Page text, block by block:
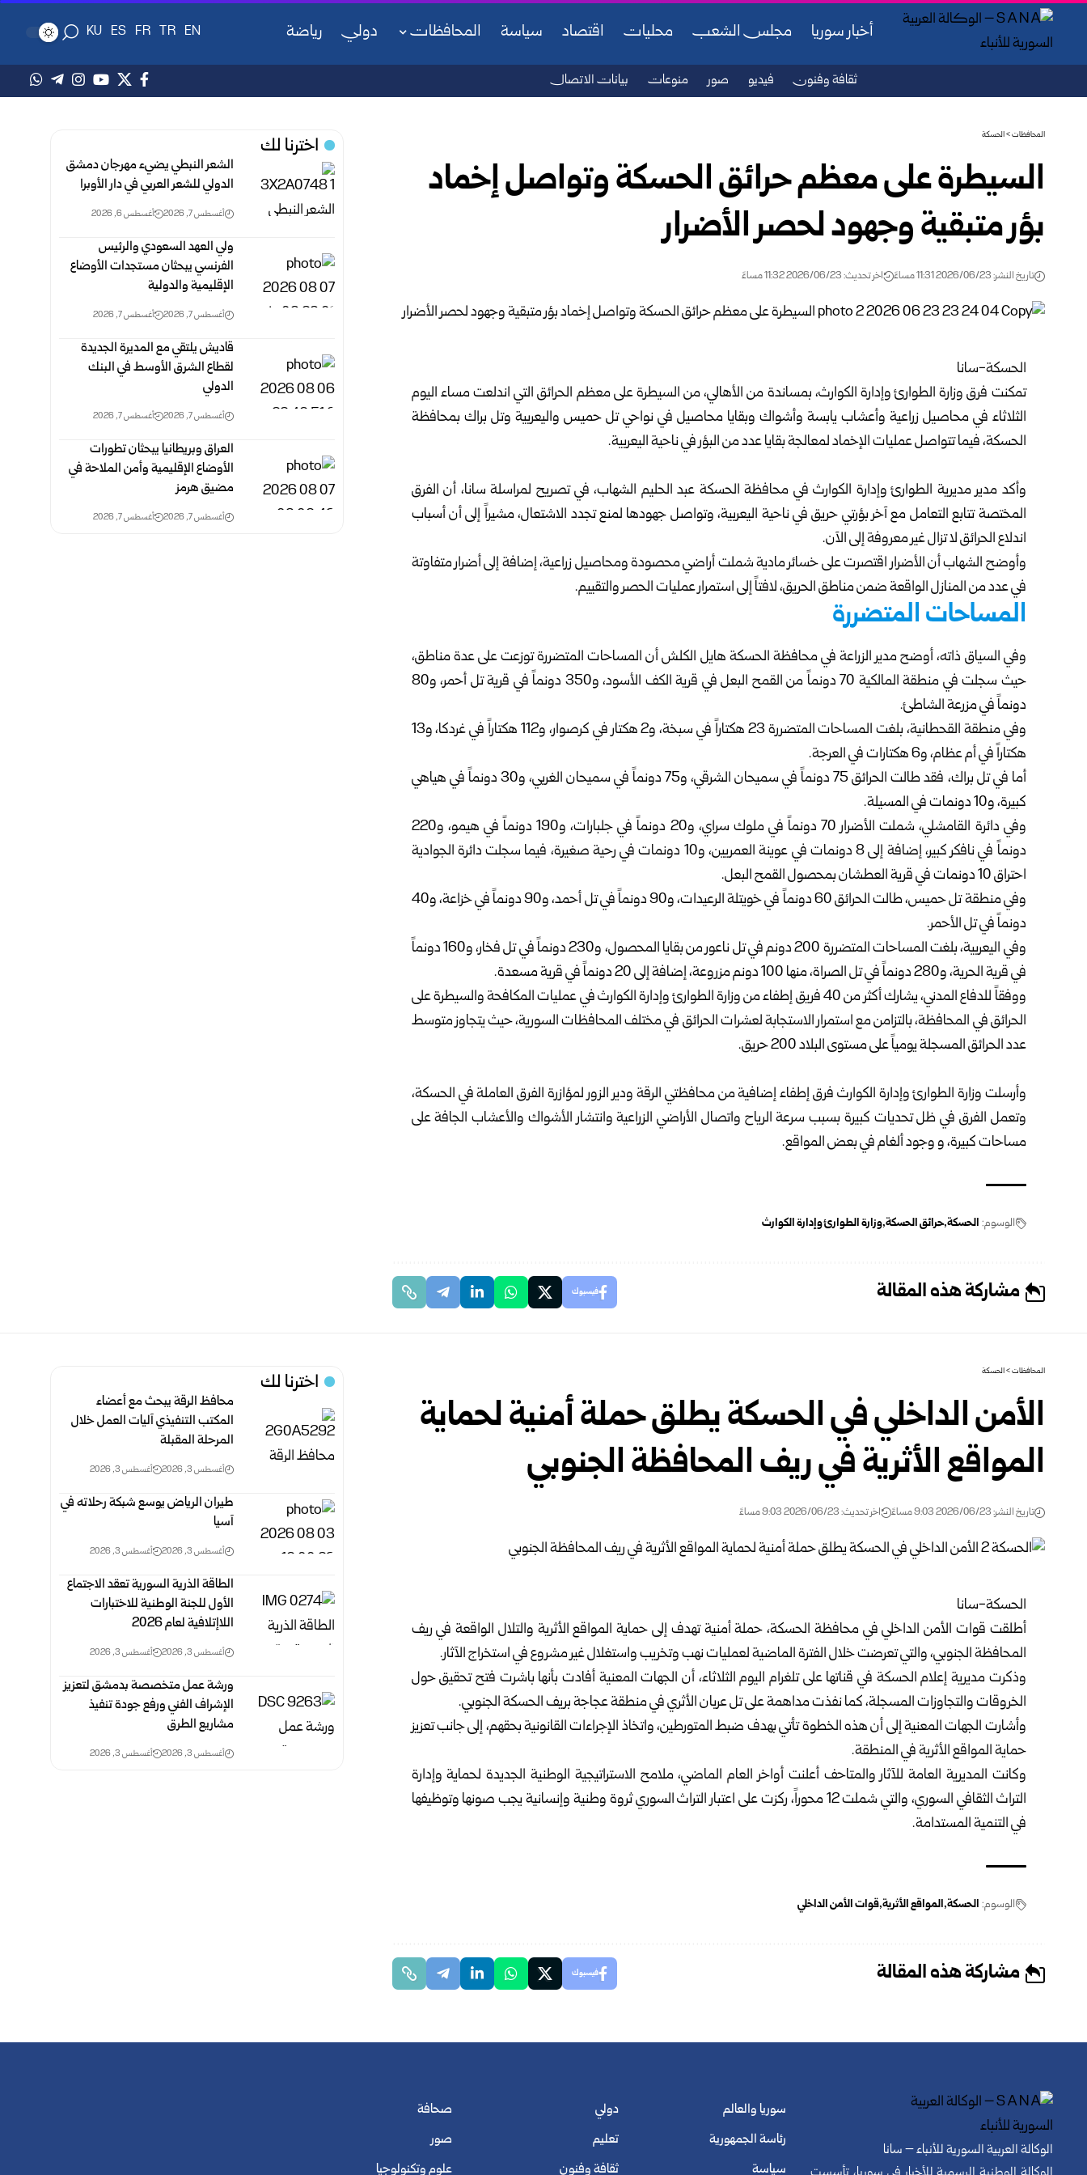
أخبار سوريا مجلس الشعب محليات اقتصاد سياسة المحافظات دولي رياضة EN
TR
FR
ES
KU
ثقافة وفنون فيديو صور منوعات بيانات الاتصال
المحافظات>الحسكة
السيطرة على معظم حرائق الحسكة وتواصل إخماد
بؤر متبقية وجهود لحصر الأضرار
تاريخ النشر: 2026/06/23 11:31 مساءً اخر تحديث: 2026/06/23 11:32 مساءً
الحسكة-سانا
تمكنت فرق وزارة الطوارئ وإدارة الكوارث، بمساندة من الأهالي، من السيطرة على معظم الحرائق التي اندلعت مساء اليوم
الثلاثاء في محاصيل زراعية وأعشاب يابسة وأشواك وبقايا محاصيل في نواحي تل حميس واليعربية وتل براك بمحافظة
الحسكة، فيما تتواصل عمليات الإخماد لمعالجة بقايا عدد من البؤر في ناحية اليعربية.
وأكد مدير مديرية الطوارئ وإدارة الكوارث في محافظة الحسكة عبد الحليم الشهاب، في تصريح لمراسلة سانا، أن الفرق
المختصة تتابع التعامل مع آخر بؤرتي حريق في ناحية اليعربية، وتواصل جهودها لمنع تجدد الاشتعال، مشيراً إلى أن أسباب
اندلاع الحرائق لا تزال غير معروفة إلى الآن.
وأوضح الشهاب أن الأضرار اقتصرت على خسائر مادية شملت أراضي محصودة ومحاصيل زراعية، إضافة إلى أضرار متفاوتة
في عدد من المنازل الواقعة ضمن مناطق الحريق، لافتاً إلى استمرار عمليات الحصر والتقييم.
المساحات المتضررة
وفي السياق ذاته، أوضح مدير الزراعة في محافظة الحسكة هايل الكلش أن المساحات المتضررة توزعت على عدة مناطق،
حيث سجلت في منطقة المالكية 70 دونماً من القمح البعل في قرية الكف الأسود، و350 دونماً في قرية تل أحمر، و80
دونماً في مزرعة الشاطئ.
وفي منطقة القحطانية، بلغت المساحات المتضررة 23 هكتاراً في سبخة، و2 هكتار في كرصوار، و112 هكتاراً في غردكا، و13
هكتاراً في أم عظام، و6 هكتارات في العرجة.
أما في تل براك، فقد طالت الحرائق 75 دونماً في سميحان الشرقي، و75 دونماً في سميحان الغربي، و30 دونماً في هياهي
كبيرة، و10 دونمات في المسيلة.
وفي دائرة القامشلي، شملت الأضرار 70 دونماً في ملوك سراي، و20 دونماً في جلبارات، و190 دونماً في هيمو، و220
دونماً في نافكر كبير، إضافة إلى 8 دونمات في عوينة العمريين، و10 دونمات في رحية صغيرة، فيما سجلت دائرة الجوادية
احتراق 10 دونمات في قرية العطشان بمحصول القمح البعل.
وفي منطقة تل حميس، طالت الحرائق 60 دونماً في خويتلة الرعيدات، و90 دونماً في تل أحمد، و90 دونماً في خزاعة، و40
دونماً في تل الأحمر.
وفي اليعربية، بلغت المساحات المتضررة 200 دونم في تل ناعور من بقايا المحصول، و230 دونماً في تل فخار، و160 دونماً
في قرية الحرية، و280 دونماً في تل الصراة، منها 100 دونم مزروعة، إضافة إلى 20 دونماً في قرية مسعدة.
ووفقاً للدفاع المدني، يشارك أكثر من 40 فريق إطفاء من وزارة الطوارئ وإدارة الكوارث في عمليات المكافحة والسيطرة على
الحرائق في المحافظة، بالتزامن مع استمرار الاستجابة لعشرات الحرائق في مختلف المحافظات السورية، حيث يتجاوز متوسط
عدد الحرائق المسجلة يومياً على مستوى البلاد 200 حريق.
وأرسلت وزارة الطوارئ وإدارة الكوارث فرق إطفاء إضافية من محافظتي الرقة ودير الزور لمؤازرة الفرق العاملة في الحسكة،
وتعمل الفرق في ظل تحديات كبيرة بسبب سرعة الرياح واتصال الأراضي الزراعية وانتشار الأشواك والأعشاب الجافة على
مساحات كبيرة، و وجود ألغام في بعض المواقع.
الوسوم: الحسكة حرائق الحسكة وزارة الطوارئ وإدارة الكوارث
مشاركة هذه المقالة فيسبوك
اخترنا لك
الشعر النبطي يضيء مهرجان دمشق
الدولي للشعر العربي في دار الأوبرا
أغسطس 7, 2026 أغسطس 6, 2026
ولي العهد السعودي والرئيس
الفرنسي يبحثان مستجدات الأوضاع
الإقليمية والدولية
أغسطس 7, 2026 أغسطس 7, 2026
قاديش يلتقي مع المديرة الجديدة
لقطاع الشرق الأوسط في البنك
الدولي
أغسطس 7, 2026 أغسطس 7, 2026
العراق وبريطانيا يبحثان تطورات
الأوضاع الإقليمية وأمن الملاحة في
مضيق هرمز
أغسطس 7, 2026 أغسطس 7, 2026
المحافظات>الحسكة
الأمن الداخلي في الحسكة يطلق حملة أمنية لحماية
المواقع الأثرية في ريف المحافظة الجنوبي
تاريخ النشر: 2026/06/23 9:03 مساءً اخر تحديث: 2026/06/23 9:03 مساءً
الحسكة-سانا
أطلقت قوات الأمن الداخلي في محافظة الحسكة، حملة أمنية تهدف إلى حماية المواقع الأثرية والتلال الواقعة في ريف
المحافظة الجنوبي، والتي تعرضت خلال الفترة الماضية لعمليات نهب وتخريب واستغلال غير مشروع في استخراج الآثار.
وذكرت مديرية إعلام الحسكة في قناتها على تلغرام اليوم الثلاثاء، أن الجهات المعنية أفادت بأنها باشرت فتح تحقيق حول
الخروقات والتجاوزات المسجلة، كما نفذت مداهمة على تل عربان الأثري في منطقة عجاجة بريف الحسكة الجنوبي.
وأشارت الجهات المعنية إلى أن هذه الخطوة تأتي بهدف ضبط المتورطين، واتخاذ الإجراءات القانونية بحقهم، إلى جانب تعزيز
حماية المواقع الأثرية في المنطقة.
وكانت المديرية العامة للآثار والمتاحف أعلنت أواخر العام الماضي، ملامح الاستراتيجية الوطنية الجديدة لحماية وإدارة
التراث الثقافي السوري، والتي شملت 12 محوراً، ركزت على اعتبار التراث السوري ثروة وطنية وإنسانية يجب صونها وتوظيفها
في التنمية المستدامة.
الوسوم: الحسكة المواقع الأثرية قوات الأمن الداخلي
مشاركة هذه المقالة فيسبوك
اخترنا لك
محافظ الرقة يبحث مع أعضاء
المكتب التنفيذي آليات العمل خلال
المرحلة المقبلة
أغسطس 3, 2026 أغسطس 3, 2026
طيران الرياض يوسع شبكة رحلاته في
آسيا
أغسطس 3, 2026 أغسطس 3, 2026
الطاقة الذرية السورية تعقد الاجتماع
الأول للجنة الوطنية للاختبارات
اللاإتلافية لعام 2026
أغسطس 3, 2026 أغسطس 3, 2026
ورشة عمل متخصصة بدمشق لتعزيز
الإشراف الفني ورفع جودة تنفيذ
مشاريع الطرق
أغسطس 3, 2026 أغسطس 3, 2026
الوكالة العربية السورية للأنباء – سانا
سوريا والعالم
رئاسة الجمهورية
سياسة
دولي
تعليم
ثقافة وفنون
صحافة
صور
علوم وتكنولوجيا